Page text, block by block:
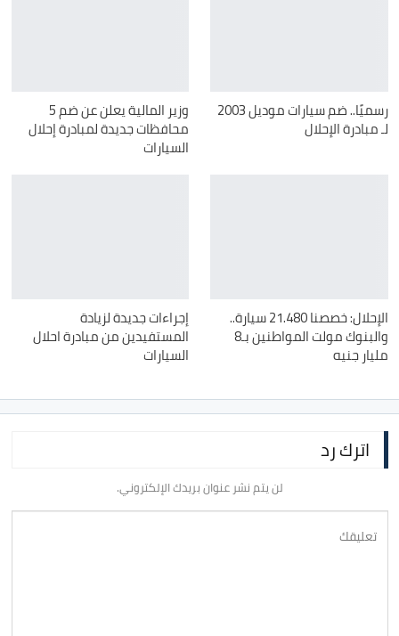
رسميًا.. ضم سيارات موديل 2003
لـ مبادرة الإحلال
وزير المالية يعلن عن ضم 5
محافظات جديدة لمبادرة إحلال
السيارات
الإحلال: خصصنا 21.480 سيارة..
والبنوك مولت المواطنين بـ8
مليار جنيه
إجراءات جديدة لزيادة
المستفيدين من مبادرة احلال
السيارات
اترك رد
لن يتم نشر عنوان بريدك الإلكتروني.